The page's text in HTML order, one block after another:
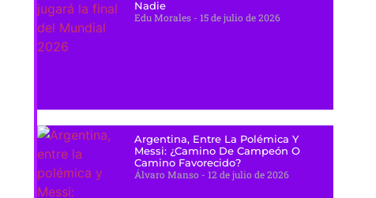
Nadie
Edu Morales
15 de julio de 2026
Argentina, Entre La Polémica Y
Messi: ¿camino De Campeón O
Camino Favorecido?
Álvaro Manso
12 de julio de 2026